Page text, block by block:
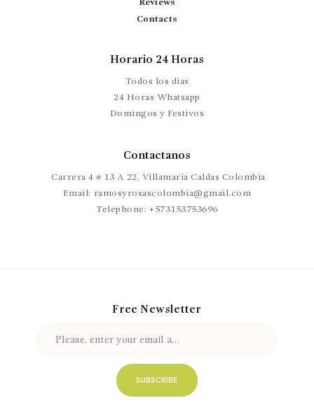
Reviews
Contacts
Horario 24 Horas
Todos los dias
24 Horas Whatsapp
Domingos y Festivos
Contactanos
Carrera 4 # 13 A 22, Villamaría Caldas Colombia
Email: ramosyrosascolombia@gmail.com
Telephone: +573153753696
Free Newsletter